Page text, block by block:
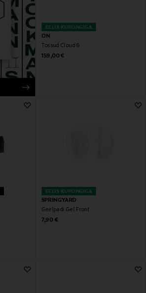
EELIS KUPONGIGA
ON
Tossud Cloud 6
Original Price
159,00 €
EELIS KUPONGIGA
SPRINGYARD
Geelpadi Gel Front
Original Price
7,90 €